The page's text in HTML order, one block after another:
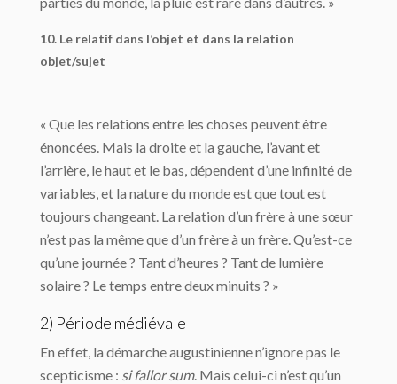
10. Le relatif dans l’objet et dans la relation
objet/sujet
« Que les relations entre les choses peuvent être
énoncées. Mais la droite et la gauche, l’avant et
l’arrière, le haut et le bas, dépendent d’une infinité de
variables, et la nature du monde est que tout est
toujours changeant. La relation d’un frère à une sœur
n’est pas la même que d’un frère à un frère. Qu’est-ce
qu’une journée ? Tant d’heures ? Tant de lumière
solaire ? Le temps entre deux minuits ? »
2) Période médiévale
En effet, la démarche augustinienne n’ignore pas le
scepticisme : si fallor sum. Mais celui-ci n’est qu’un